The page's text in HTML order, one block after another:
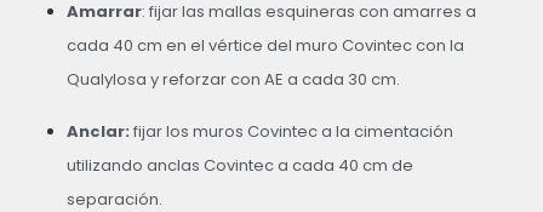
Amarrar: fijar las mallas esquineras con amarres a
cada 40 cm en el vértice del muro Covintec con la
Qualylosa y reforzar con AE a cada 30 cm.
Anclar: fijar los muros Covintec a la cimentación
utilizando anclas Covintec a cada 40 cm de
separación.